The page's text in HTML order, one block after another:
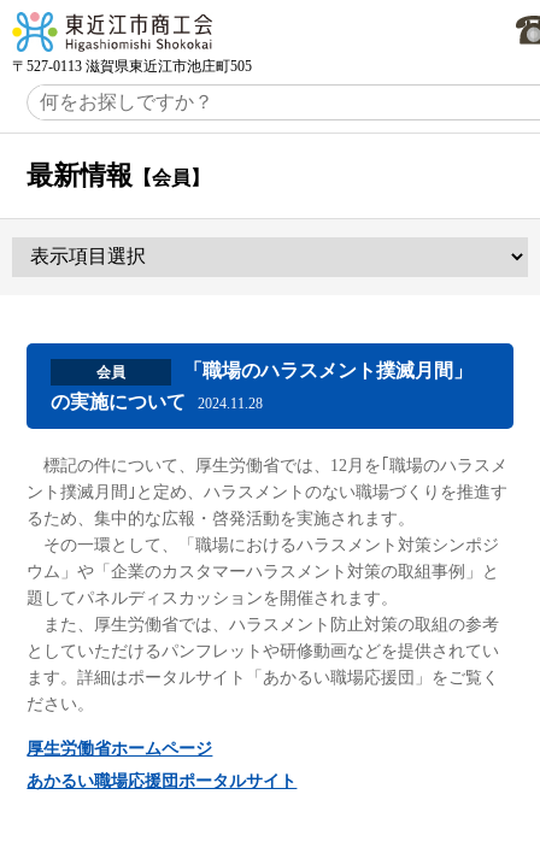
〒527-0113 滋賀県東近江市池庄町505
最新情報 【会員】
会員
「職場のハラスメント撲滅月間」
の実施について
2024.11.28
標記の件について、厚生労働省では、12月を｢職場のハラスメ
ント撲滅月間｣と定め、ハラスメントのない職場づくりを推進す
るため、集中的な広報・啓発活動を実施されます。
その一環として、「職場におけるハラスメント対策シンポジ
ウム」や「企業のカスタマーハラスメント対策の取組事例」と
題してパネルディスカッションを開催されます。
また、厚生労働省では、ハラスメント防止対策の取組の参考
としていただけるパンフレットや研修動画などを提供されてい
ます。詳細はポータルサイト「あかるい職場応援団」をご覧く
ださい。
厚生労働省ホームページ
あかるい職場応援団ポータルサイト